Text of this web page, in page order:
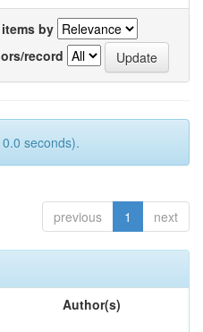
by
record
seconds).
previous 1 next
Author(s)